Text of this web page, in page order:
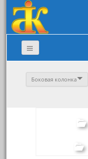
Боковая колонка